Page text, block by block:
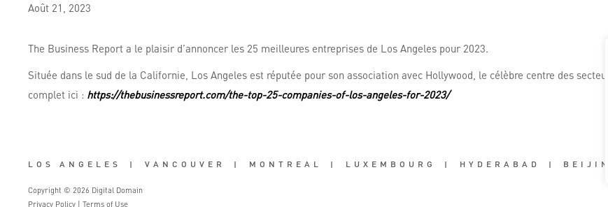
Août 21, 2023
The Business Report a le plaisir d’annoncer les 25 meilleures entreprises de Los Angeles pour 2023.
Située dans le sud de la Californie, Los Angeles est réputée pour son association avec Hollywood, le célèbre centre des
complet ici : https://thebusinessreport.com/the-top-25-companies-of-los-angeles-for-2023/
LOS ANGELES | VANCOUVER | MONTREAL | LUXEMBOURG | HYDERABAD |
Copyright © 2026 Digital Domain
Privacy Policy | Terms of Use